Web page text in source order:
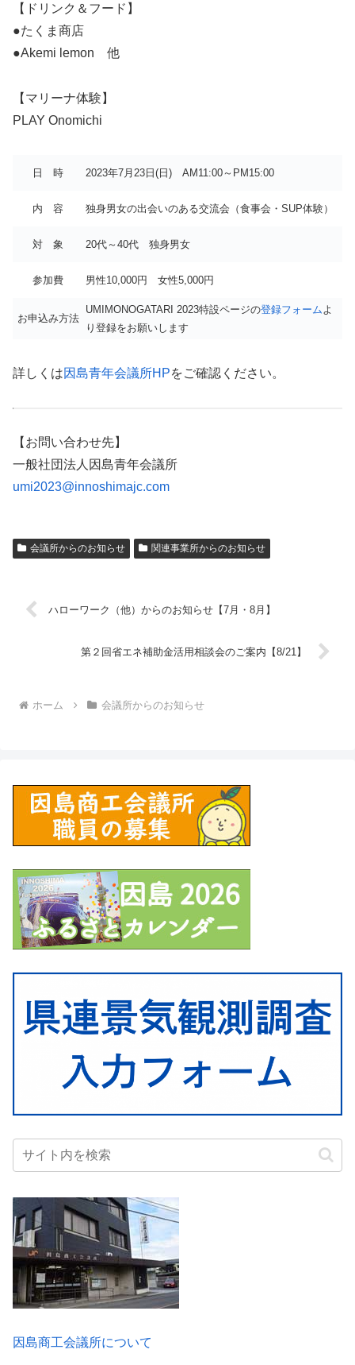
【ドリンク＆フード】
●たくま商店
●Akemi lemon 他
【マリーナ体験】
PLAY Onomichi
日 時 2023年7月23日(日) AM11:00～PM15:00
内 容 独身男女の出会いのある交流会（食事会・SUP体験）
対 象 20代～40代 独身男女
参加費 男性10,000円 女性5,000円
お申込み方法
UMIMONOGATARI 2023特設ページの登録フォーム よ
り登録をお願いします
詳しくは因島青年会議所HPをご確認ください。
【お問い合わせ先】
一般社団法人因島青年会議所
umi2023@innoshimajc.com
会議所からのお知らせ 関連事業所からのお知らせ
ハローワーク（他）からのお知らせ【7月・8月】
第２回省エネ補助金活用相談会のご案内【8/21】
ホーム 会議所からのお知らせ
因島商工会議所について